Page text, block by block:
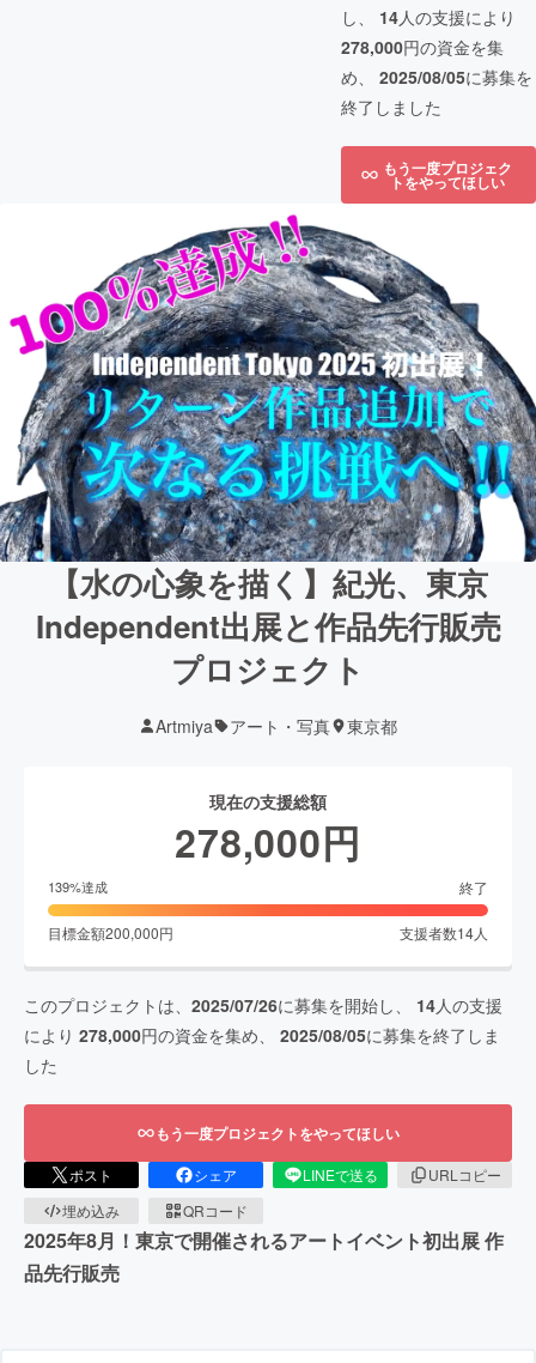
し、 14人の支援により
278,000円の資金を集
め、 2025/08/05に募集を
終了しました
もう一度プロジェク
トをやってほしい
【水の心象を描く】紀光、東京
Independent出展と作品先行販売
プロジェクト
Artmiya アート・写真 東京都
現在の支援総額
278,000円
139%達成 終了
目標金額200,000円 支援者数14人
このプロジェクトは、 2025/07/26に募集を開始し、 14人の支援
により 278,000円の資金を集め、 2025/08/05に募集を終了しま
した
もう一度プロジェクトをやってほしい
ポスト シェア LINEで送る
URLコピー
埋め込み
QRコード
2025年8月！東京で開催されるアートイベント初出展 作
品先行販売